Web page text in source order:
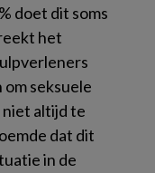
doet dit soms
het
seksuele
altijd te
dat dit
in de